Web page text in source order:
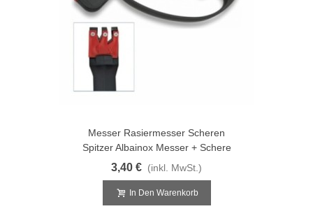
Messer Rasiermesser Scheren
Spitzer Albainox Messer + Schere
3,40 € (inkl. MwSt.)
In Den Warenkorb